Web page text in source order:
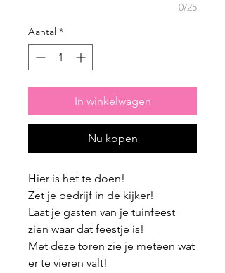
0/25
Aantal *
In winkelwagen
Nu kopen
Hier is het te doen!
Zet je bedrijf in de kijker!
Laat je gasten van je tuinfeest
zien waar dat feestje is!
Met deze toren zie je meteen wat
er te vieren valt!